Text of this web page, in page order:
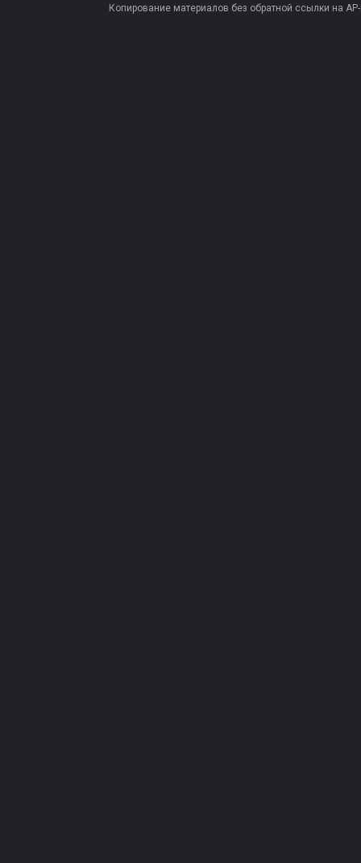
Копирование материалов без обратной ссылки на